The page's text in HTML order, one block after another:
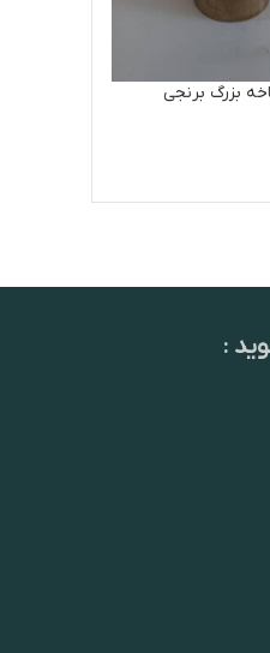
بزرگ برنجی
: